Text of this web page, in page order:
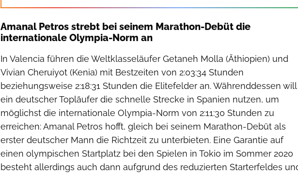
Amanal Petros strebt bei seinem Marathon-Debüt die
internationale Olympia-Norm an
In Valencia führen die Weltklasseläufer Getaneh Molla (Äthiopien) und
Vivian Cheruiyot (Kenia) mit Bestzeiten von 2:03:34 Stunden
beziehungsweise 2:18:31 Stunden die Elitefelder an. Währenddessen will
ein deutscher Topläufer die schnelle Strecke in Spanien nutzen, um
möglichst die internationale Olympia-Norm von 2:11:30 Stunden zu
erreichen: Amanal Petros hofft, gleich bei seinem Marathon-Debüt als
erster deutscher Mann die Richtzeit zu unterbieten. Eine Garantie auf
einen olympischen Startplatz bei den Spielen in Tokio im Sommer 2020
besteht allerdings auch dann aufgrund des reduzierten Starterfeldes